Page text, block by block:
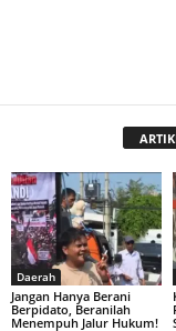
Daerah
Jangan Hanya Berani
Berpidato, Beranilah
Menempuh Jalur Hukum!